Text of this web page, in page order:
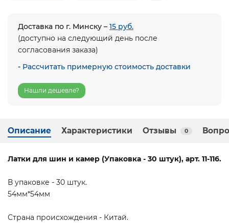
Доставка по г. Минску – 15 руб.
(доступно на следующий день после
согласования заказа)
- Рассчитать примерную стоимость доставки
Нашли дешевле?
Описание Характеристики Отзывы 0
Латки для шин и камер (Упаковка - 30 штук), арт. 11-116.
В упаковке - 30 штук.
54мм*54мм
Страна происхождения - Китай.